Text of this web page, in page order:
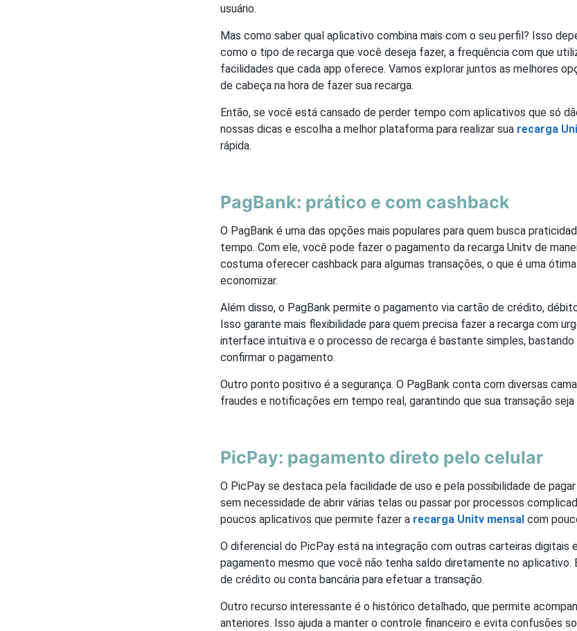
usuário.
Mas como saber qual aplicativo combina mais com o seu perfil? Isso
como o tipo de recarga que você deseja fazer, a frequência com que
facilidades que cada app oferece. Vamos explorar juntos as melhores
de cabeça na hora de fazer sua recarga.
Então, se você está cansado de perder tempo com aplicativos que só
nossas dicas e escolha a melhor plataforma para realizar sua recarga
rápida.
PagBank: prático e com cashback
O PagBank é uma das opções mais populares para quem busca
tempo. Com ele, você pode fazer o pagamento da recarga Unitv de
costuma oferecer cashback para algumas transações, o que é uma
economizar.
Além disso, o PagBank permite o pagamento via cartão de crédito,
Isso garante mais flexibilidade para quem precisa fazer a recarga com
interface intuitiva e o processo de recarga é bastante simples, bastando
confirmar o pagamento.
Outro ponto positivo é a segurança. O PagBank conta com diversas
fraudes e notificações em tempo real, garantindo que sua transação
PicPay: pagamento direto pelo celular
O PicPay se destaca pela facilidade de uso e pela possibilidade de
sem necessidade de abrir várias telas ou passar por processos
poucos aplicativos que permite fazer a recarga Unitv mensal com
O diferencial do PicPay está na integração com outras carteiras digitais
pagamento mesmo que você não tenha saldo diretamente no aplicativo.
de crédito ou conta bancária para efetuar a transação.
Outro recurso interessante é o histórico detalhado, que permite
anteriores. Isso ajuda a manter o controle financeiro e evita confusões